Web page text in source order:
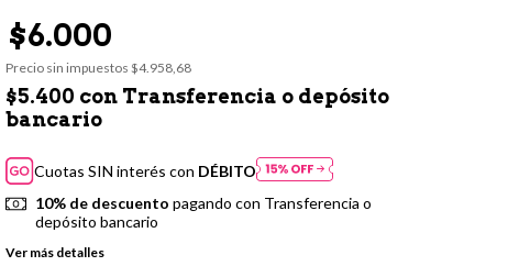
$6.000
Precio sin impuestos $4.958,68
$5.400 con Transferencia o depósito
bancario
Cuotas SIN interés con DÉBITO
10% de descuento pagando con Transferencia o
depósito bancario
Ver más detalles